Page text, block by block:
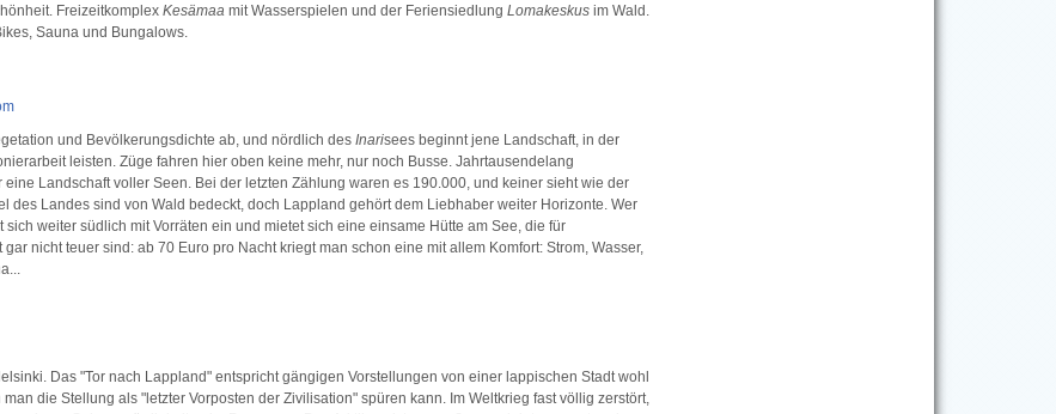
Freizeitkomplex Kesämaa mit Wasserspielen und der Feriensiedlung Lomakeskus im Wald.
Sauna und Bungalows.
und Bevölkerungsdichte ab, und nördlich des Inarisees beginnt jene Landschaft, in der
leisten. Züge fahren hier oben keine mehr, nur noch Busse. Jahrtausendelang
eine Landschaft voller Seen. Bei der letzten Zählung waren es 190.000, und keiner sieht wie der
des Landes sind von Wald bedeckt, doch Lappland gehört dem Liebhaber weiter Horizonte. Wer
sich weiter südlich mit Vorräten ein und mietet sich eine einsame Hütte am See, die für
nicht teuer sind: ab 70 Euro pro Nacht kriegt man schon eine mit allem Komfort: Strom, Wasser,
Das "Tor nach Lappland" entspricht gängigen Vorstellungen von einer lappischen Stadt wohl
die Stellung als "letzter Vorposten der Zivilisation" spüren kann. Im Weltkrieg fast völlig zerstört,